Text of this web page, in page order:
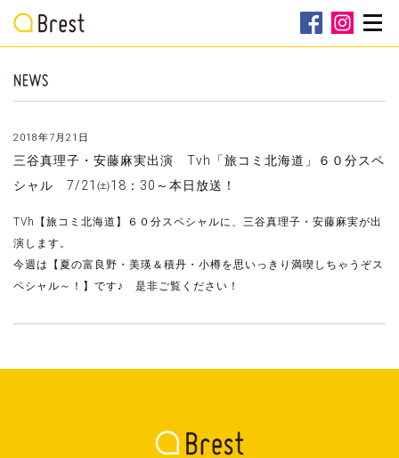
2018年7月21日
三谷真理子・安藤麻実出演 Tvh「旅コミ北海道」６０分スペ
シャル 7/21㈯18：30～本日放送！
TVh【旅コミ北海道】６０分スペシャルに、三谷真理子・安藤麻実が出
演します。
今週は【夏の富良野・美瑛＆積丹・小樽を思いっきり満喫しちゃうぞス
ペシャル～！】です♪ 是非ご覧ください！